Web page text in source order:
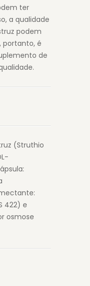
ter
a qualidade
podem
portanto, é
de
(Struthio
422) e
osmose